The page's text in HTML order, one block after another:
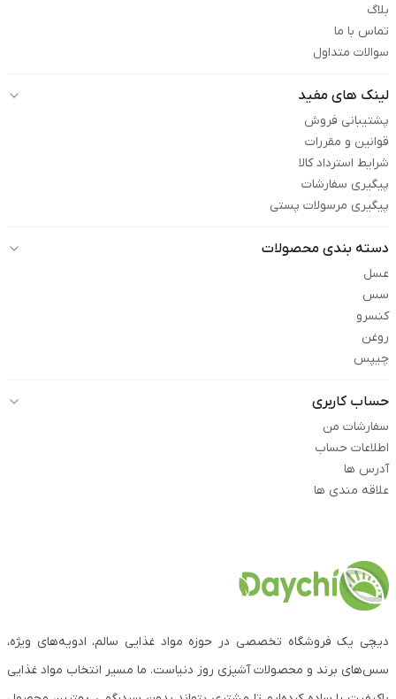
بلاگ
تماس با ما
سوالات متداول
لینک های مفید
پشتیبانی فروش
قوانین و مقررات
شرایط استرداد کالا
پیگیری سفارشات
پیگیری مرسولات پستی
دسته بندی محصولات
عسل
سس
کنسرو
روغن
چیپس
حساب کاربری
سفارشات من
اطلاعات حساب
آدرس ها
علاقه مندی ها
دیچی یک فروشگاه تخصصی در حوزه مواد غذایی سالم، ادویه‌های ویژه،
سس‌های برند و محصولات آشپزی روز دنیاست. ما مسیر انتخاب مواد غذایی